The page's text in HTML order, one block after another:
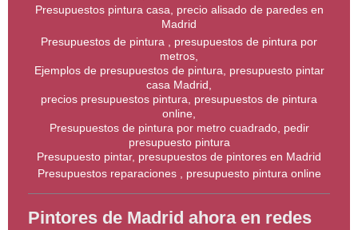
Presupuestos pintura casa, precio alisado de paredes en
Madrid
Presupuestos de pintura , presupuestos de pintura por
metros,
Ejemplos de presupuestos de pintura, presupuesto pintar
casa Madrid,
precios presupuestos pintura, presupuestos de pintura
online,
Presupuestos de pintura por metro cuadrado, pedir
presupuesto pintura
Presupuesto pintar, presupuestos de pintores en Madrid
Presupuestos reparaciones , presupuesto pintura online
Pintores de Madrid ahora en redes